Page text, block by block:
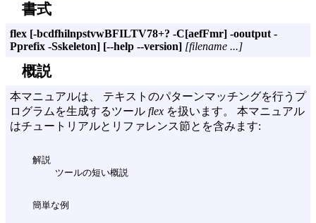
書式
flex [-bcdfhilnpstvwBFILTV78+? -C[aefFmr] -ooutput -
Pprefix -Sskeleton] [--help --version] [filename ...]
概説
本マニュアルは、 テキストのパターンマッチングを行うプ
ログラムを生成するツール flex を扱います。 本マニュアル
はチュートリアルとリファレンス節とを含みます:
    解説